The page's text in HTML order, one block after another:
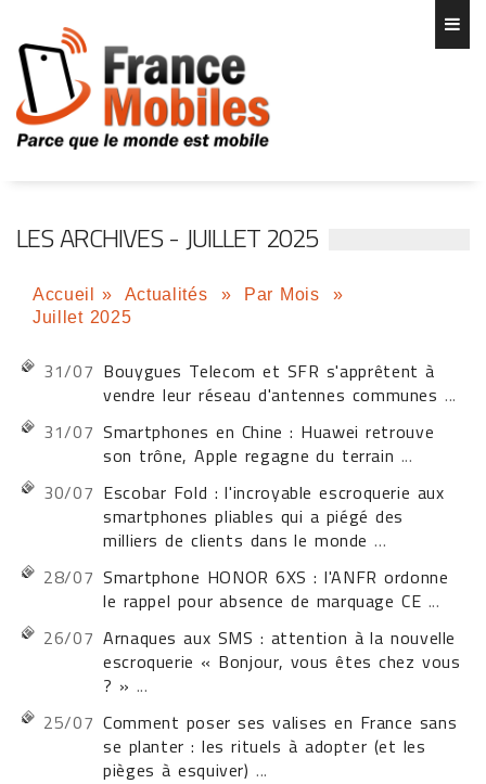
LES ARCHIVES - JUILLET 2025
Accueil » Actualités » Par Mois
»
Juillet 2025
31/07 Bouygues Telecom et SFR s'apprêtent à
vendre leur réseau d'antennes communes ...
31/07 Smartphones en Chine : Huawei retrouve
son trône, Apple regagne du terrain ...
30/07 Escobar Fold : l'incroyable escroquerie aux
smartphones pliables qui a piégé des
milliers de clients dans le monde ...
28/07 Smartphone HONOR 6XS : l'ANFR ordonne
le rappel pour absence de marquage CE ...
26/07 Arnaques aux SMS : attention à la nouvelle
escroquerie « Bonjour, vous êtes chez vous
? » ...
25/07 Comment poser ses valises en France sans
se planter : les rituels à adopter (et les
pièges à esquiver) ...